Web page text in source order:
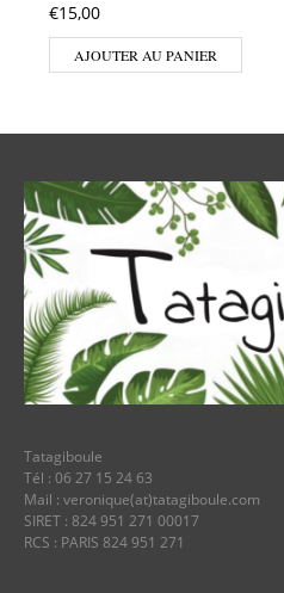
€15,00
AJOUTER AU PANIER
Tatagiboule
Tél : 06 27 15 24 63
Mail : veronique(at)tatagiboule.com
SIRET : 824 951 271 00017
RCS : PARIS 824 951 271